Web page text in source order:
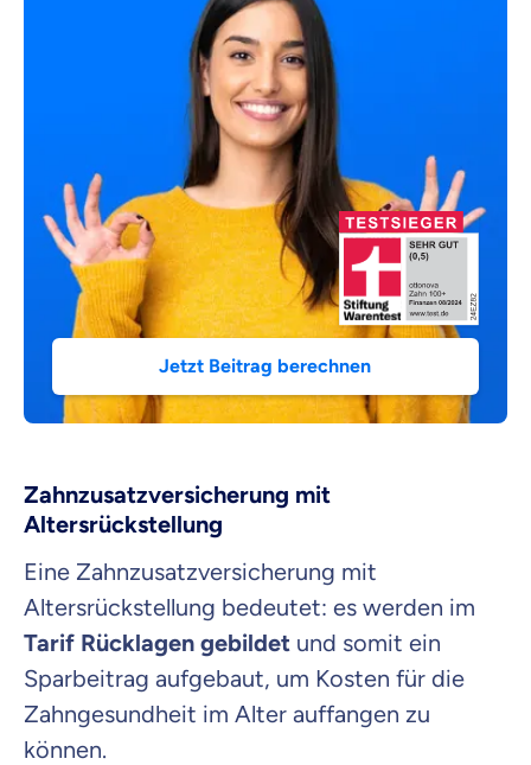
Jetzt Beitrag berechnen
Zahnzusatzversicherung mit
Altersrückstellung
Eine Zahnzusatzversicherung mit
Altersrückstellung bedeutet: es werden im
Tarif Rücklagen gebildet und somit ein
Sparbeitrag aufgebaut, um Kosten für die
Zahngesundheit im Alter auffangen zu
können.